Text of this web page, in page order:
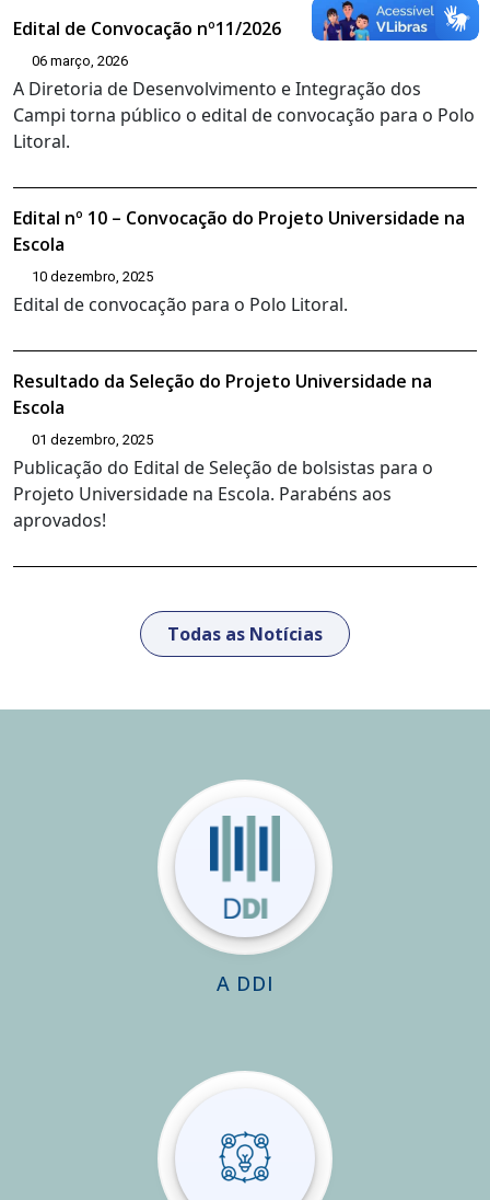
Edital de Convocação nº11/2026
06 março, 2026
A Diretoria de Desenvolvimento e Integração dos
Campi torna público o edital de convocação para o Polo
Litoral.
Edital nº 10 – Convocação do Projeto Universidade na
Escola
10 dezembro, 2025
Edital de convocação para o Polo Litoral.
Resultado da Seleção do Projeto Universidade na
Escola
01 dezembro, 2025
Publicação do Edital de Seleção de bolsistas para o
Projeto Universidade na Escola. Parabéns aos
aprovados!
Todas as Notícias
A DDI